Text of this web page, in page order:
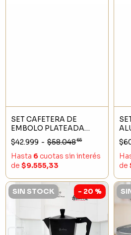
SET CAFETERA DE
EMBOLO PLATEADA
CHICA CON DOS VASOS
DOBLE PARED
$42.999 - $58.04865
Hasta 6 cuotas sin interés
de$9.555,33
de
SIN STOCK - 20 %